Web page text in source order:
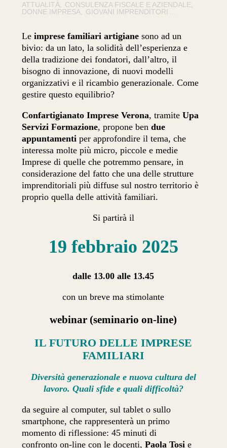
ATTUALITÀ
CONSULENZA FISCALE E AZIENDALE
DONNE IMPRESA
GIOVANI IMPRENDITORI ...
Leimprese familiari artigiane sono ad un
bivio: da un lato, la solidità dell’esperienza e
della tradizione dei fondatori, dall’altro, il
bisogno di innovazione, di nuovi modelli
organizzativi e il ricambio generazionale. Come
gestire questo equilibrio?
Confartigianato Imprese Verona, tramiteUpa
Servizi Formazione, propone bendue
appuntamenti per approfondire il tema, che
interessa molte più micro, piccole e medie
Imprese di quelle che potremmo pensare, in
considerazione del fatto che una delle strutture
imprenditoriali più diffuse sul nostro territorio è
proprio quella delle attività familiari.
Si partirà il
19 febbraio 2025
dalle 13.00 alle 13.45
con un breve ma stimolante
webinar (seminario on-line)
IL FUTURO DELLE IMPRESE
FAMILIARI
Diversità generazionale e nuova cultura del
lavoro. Quali sfide e quali difficoltà?
da seguire al computer, sul tablet o sullo
smartphone, che rappresenterà un primo
momento di riflessione: 45 minuti di
confronto on-line con le docenti,Paola Tosi e